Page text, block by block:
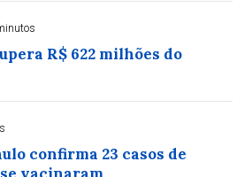
R$ 622 milhões do
confirma 23 casos de